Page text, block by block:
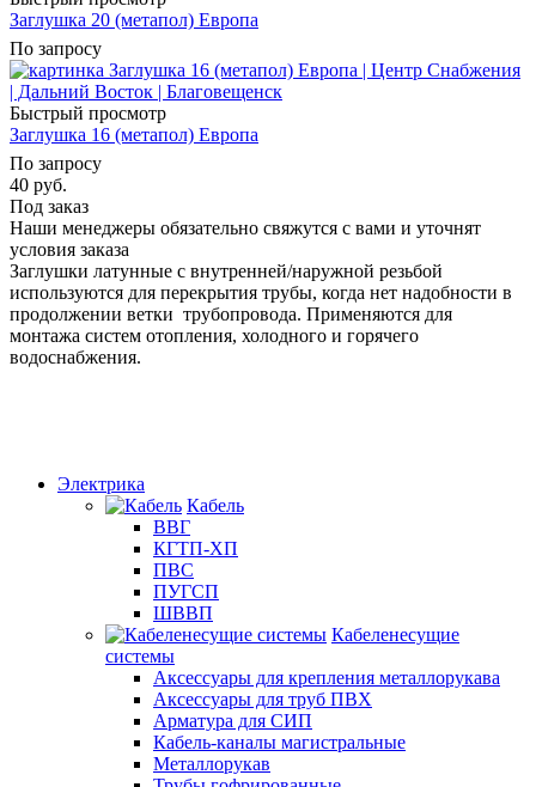
Заглушка 20 (метапол) Европа
По запросу
Быстрый просмотр
Заглушка 16 (метапол) Европа
По запросу
40 руб.
Под заказ
Наши менеджеры обязательно свяжутся с вами и уточнят
условия заказа
Заглушки латунные с внутренней/наружной резьбой
используются для перекрытия трубы, когда нет надобности в
продолжении ветки трубопровода. Применяются для
монтажа систем отопления, холодного и горячего
водоснабжения.
Электрика
Кабель
ВВГ
КГТП-ХП
ПВС
ПУГСП
ШВВП
Кабеленесущие
системы
Аксессуары для крепления металлорукава
Аксессуары для труб ПВХ
Арматура для СИП
Кабель-каналы магистральные
Металлорукав